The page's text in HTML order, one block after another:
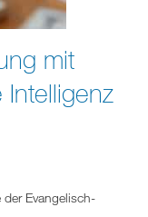
mit
Evangelisch-